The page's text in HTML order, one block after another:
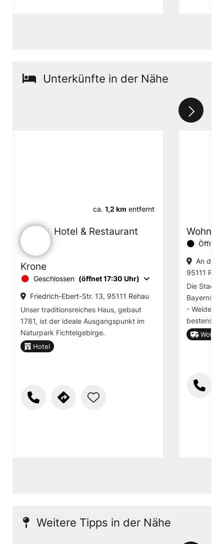
Unterkünfte in der Nähe
ca. 1,2 km entfernt
Hotel & Restaurant
Krone
Geschlossen (öffnet 17:30 Uhr)
Friedrich-Ebert-Str. 13, 95111 Rehau
Unser traditionsreiches Haus, gebaut
1781, ist der ideale Ausgangspunkt im
Naturpark Fichtelgebirge.
Hotel
An der
95111
Die Stadt
Bayerns,
- Weiden -
bestens
Weitere Tipps in der Nähe